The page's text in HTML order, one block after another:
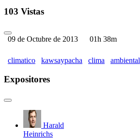
103 Vistas
09 de Octubre de 2013 01h 38m
climatico kawsaypacha clima ambiental
Expositores
Harald
Heinrichs